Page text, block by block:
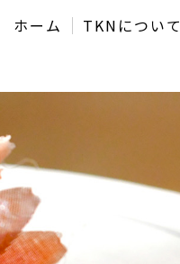
ホーム TKNについて